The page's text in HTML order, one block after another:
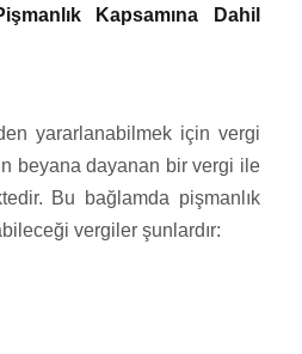
Kapsamına Dahil
yararlanabilmek için vergi
beyana dayanan bir vergi ile
Bu bağlamda pişmanlık
vergiler şunlardır: